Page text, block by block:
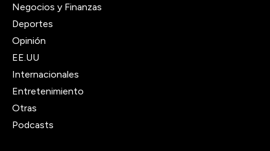
Negocios y Finanzas
Deportes
Opinión
EE.UU
Internacionales
Entretenimiento
Otras
Podcasts